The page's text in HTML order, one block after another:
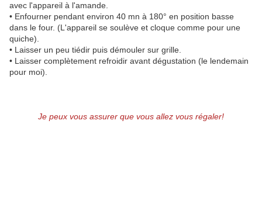
avec l'appareil à l'amande.
• Enfourner pendant environ 40 mn à 180° en position basse
dans le four. (L'appareil se soulève et cloque comme pour une
quiche).
• Laisser un peu tiédir puis démouler sur grille.
• Laisser complètement refroidir avant dégustation (le lendemain
pour moi).
Je peux vous assurer que vous allez vous régaler!